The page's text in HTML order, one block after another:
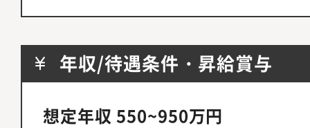
年収/待遇条件・昇給賞与
想定年収 550~950万円